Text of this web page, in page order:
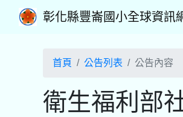
彰化縣豐崙國小全球資訊
首頁 公告列表 公告內容
衛生福利部